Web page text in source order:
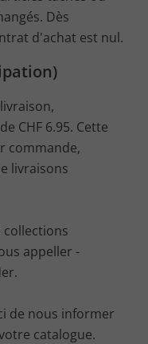
Dès
d'achat est nul.
CHF 6.95. Cette
commande,
livraisons
collections
appeller -
de nous informer
catalogue.